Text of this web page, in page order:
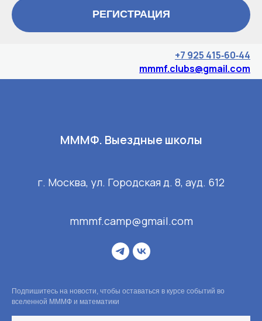
РЕГИСТРАЦИЯ
+7 925 415‑60‑44‬
mmmf.clubs@gmail.com
МММФ. Выездные школы
г. Москва, ул. Городская д. 8, ауд. 612
mmmf.camp@gmail.com
Подпишитесь на новости, чтобы оставаться в курсе событий во
вселенной МММФ и математики